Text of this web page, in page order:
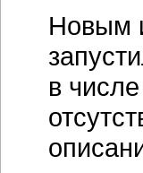
Новым
в